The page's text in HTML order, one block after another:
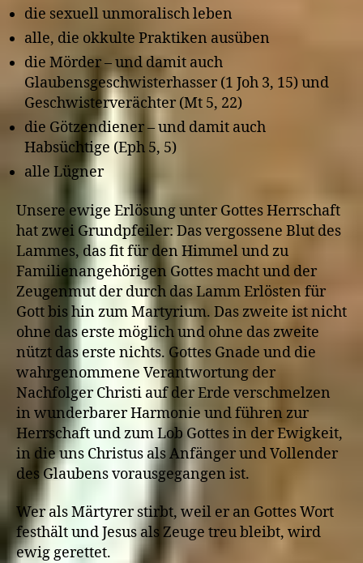
die sexuell unmoralisch leben
alle, die okkulte Praktiken ausüben
die Mörder – und damit auch
Glaubensgeschwisterhasser (1 Joh 3, 15) und
Geschwisterverächter (Mt 5, 22)
die Götzendiener – und damit auch
Habsüchtige (Eph 5, 5)
alle Lügner
Unsere ewige Erlösung unter Gottes Herrschaft
hat zwei Grundpfeiler: Das vergossene Blut des
Lammes, das fit für den Himmel und zu
Familienangehörigen Gottes macht und der
Zeugenmut der durch das Lamm Erlösten für
Gott bis hin zum Martyrium. Das zweite ist nicht
ohne das erste möglich und ohne das zweite
nützt das erste nichts. Gottes Gnade und die
wahrgenommene Verantwortung der
Nachfolger Christi auf der Erde verschmelzen
in wunderbarer Harmonie und führen zur
Herrschaft und zum Lob Gottes in der Ewigkeit,
in die uns Christus als Anfänger und Vollender
des Glaubens vorausgegangen ist.
Wer als Märtyrer stirbt, weil er an Gottes Wort
festhält und Jesus als Zeuge treu bleibt, wird
ewig gerettet.